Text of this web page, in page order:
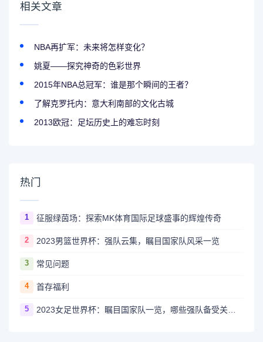
相关文章
NBA再扩军：未来将怎样变化？
姚夏——探究神奇的色彩世界
2015年NBA总冠军：谁是那个瞬间的王者？
了解克罗托内：意大利南部的文化古城
2013欧冠：足坛历史上的难忘时刻
热门
1 征服绿茵场：探索MK体育国际足球盛事的辉煌传奇
2 2023男篮世界杯：强队云集，瞩目国家队风采一览
3 常见问题
4 首存福利
5